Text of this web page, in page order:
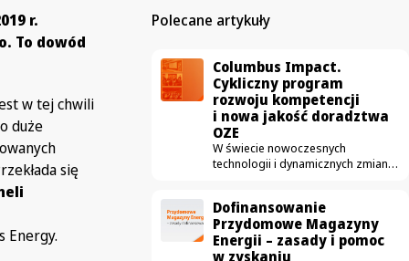
r.
To dowód
w tej chwili
duże
się
Energy.
Polecane artykuły
Columbus Impact.
Cykliczny program
rozwoju kompetencji
i nowa jakość doradztwa
OZE
W świecie nowoczesnych
technologii i dynamicznych zmian
potrzebuje czegoś więcej niż
tylko dobrych produktów.
Potrzebuje bezkompromisowej
merytoryki. W Columbus Energy
Dofinansowanie
Przydomowe Magazyny
Energii – zasady i pomoc
w zyskaniu